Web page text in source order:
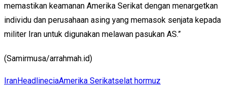
memastikan keamanan Amerika Serikat dengan menargetkan
individu dan perusahaan asing yang memasok senjata kepada
militer Iran untuk digunakan melawan pasukan AS.”
(Samirmusa/arrahmah.id)
IranHeadlineciaAmerika Serikatselat hormuz